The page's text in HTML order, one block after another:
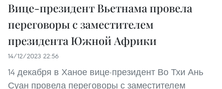
Вице-президент Вьетнама провела
переговоры с заместителем
президента Южной Африки
14/12/2023 22:56
14 декабря в Ханое вице-президент Во Тхи Ань
Суан провела переговоры с заместителем